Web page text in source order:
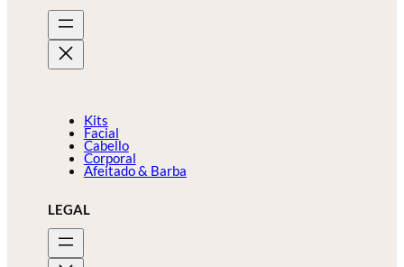
Kits
Facial
Cabello
Corporal
Afeitado & Barba
LEGAL